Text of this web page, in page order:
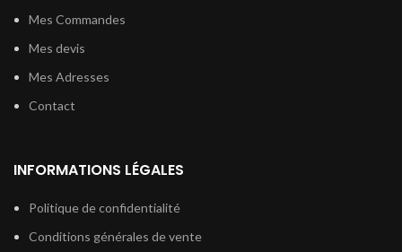
Mes Commandes
Mes devis
Mes Adresses
Contact
INFORMATIONS LÉGALES
Politique de confidentialité
Conditions générales de vente